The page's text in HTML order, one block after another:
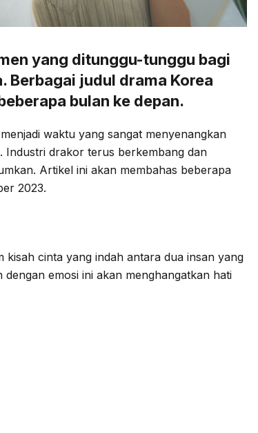
yang ditunggu-tunggu bagi
Berbagai judul drama Korea
bulan ke depan.
waktu yang sangat menyenangkan
Industri drakor terus berkembang dan
Artikel ini akan membahas beberapa
2023.
kisah cinta yang indah antara dua insan yang
emosi ini akan menghangatkan hati